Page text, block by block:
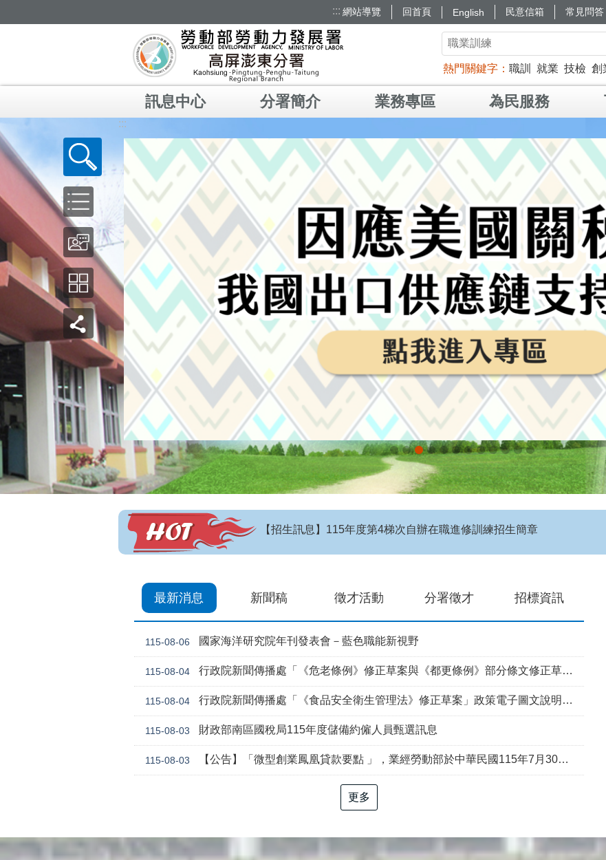
::: 網站導覽 回首頁 English 民意信箱 常見問答
熱門關鍵字 職訓 就業 技檢 創
訊息中心 分署簡介 業務專區 為民服務
:::
【招生訊息】115年度第4梯次自辦在職進修訓練招生簡章
最新消息 新聞稿 徵才活動 分署徵才 招標資訊
115-08-06 國家海洋研究院年刊發表會－藍色職能新視野
115-08-04 行政院新聞傳播處「《危老條例》修正草案與《都更條例》部分條文修正草案」政策電子圖文說明資料
115-08-04 行政院新聞傳播處「《食品安全衛生管理法》修正草案」政策電子圖文說明資料
115-08-03 財政部南區國稅局115年度儲備約僱人員甄選訊息
115-08-03 【公告】「微型創業鳳凰貸款要點 」，業經勞動部於中華民國115年7月30日以勞動發創字第1150509757號令修正發布，並自115年8月1日生效。
更多